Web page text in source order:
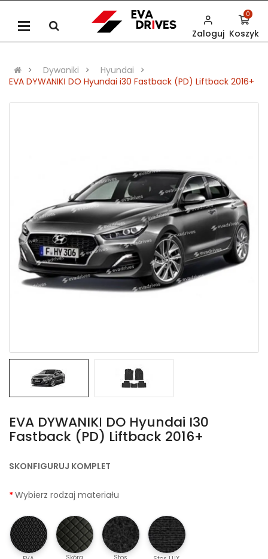
Zaloguj Koszyk
0
Dywaniki
Hyundai
EVA DYWANIKІ DO Hyundai i30 Fastback (PD) Liftback 2016+
EVA DYWANIKІ DO Hyundai I30
Fastback (PD) Liftback 2016+
SKONFIGURUJ KOMPLET
Wybierz rodzaj materiału